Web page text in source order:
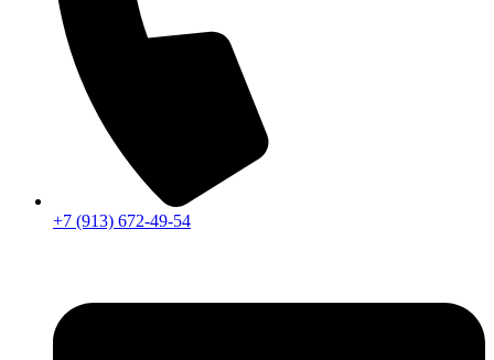
+7 (913) 672-49-54